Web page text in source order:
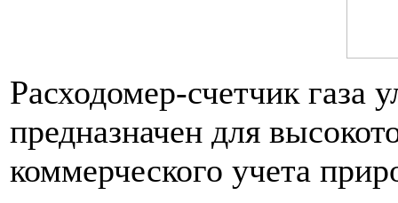
Расходомер-счетчик газа
предназначен для
коммерческого учета